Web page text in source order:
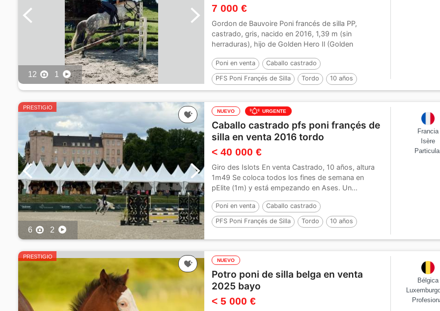
12 1
7 000 €
Gordon de Bauvoire Poni francés de silla PP,
castrado, gris, nacido en 2016, 1,39 m (sin
herraduras), hijo de Golden Hero Il (Golden
Poni en venta Caballo castrado
PFS Poni Françés de Silla Tordo 10 años
139 cm Por :Golden hero 2
PRESTIGIO
6 2
NUEVO URGENTE
Caballo castrado pfs poni françés de
silla en venta 2016 tordo
< 40 000 €
Giro des Islots En venta Castrado, 10 años, altura
1m49 Se coloca todos los fines de semana en
pElite (1m) y está empezando en Ases. Un...
Poni en venta Caballo castrado
PFS Poni Françés de Silla Tordo 10 años
Francia
Isère
PRESTIGIO
NUEVO
Potro poni de silla belga en venta
2025 bayo
< 5 000 €
Bélgica